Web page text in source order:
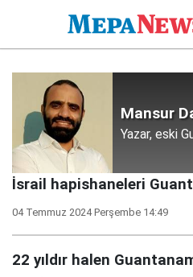
Mansur
Yazar, eski
İsrail hapishaneleri
04 Temmuz 2024 Perşembe 14:49
22 yıldır halen